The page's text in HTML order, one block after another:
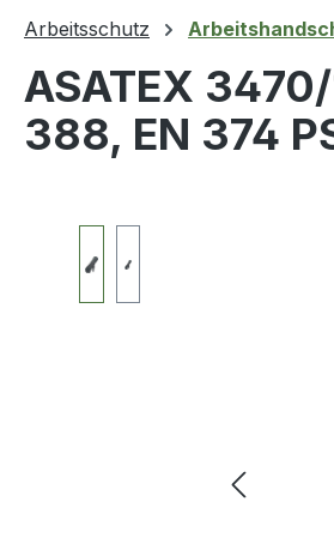
Arbeitsschutz
ASATEX
388, EN 374